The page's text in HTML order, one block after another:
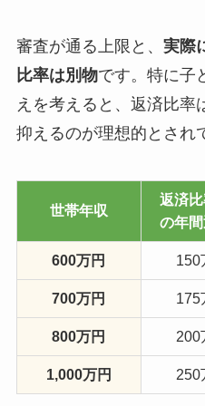
審査が通る上限と、 実際
比率は別物です。特に子
えを考えると、返済比率
抑えるのが理想的とされ
世帯年収
返済
の年
600万円 150
700万円 175
800万円 200
1,000万円 250